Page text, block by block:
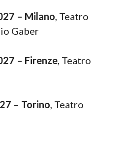
– Milano, Teatro
Gaber
– Firenze, Teatro
– Torino, Teatro